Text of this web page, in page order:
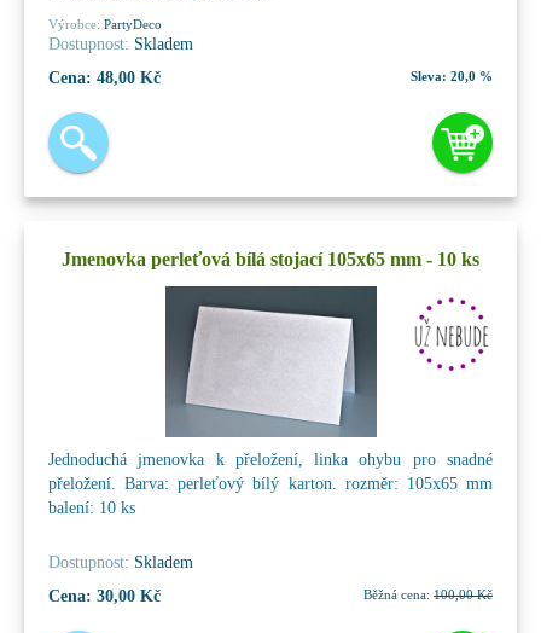
Výrobce: PartyDeco
Dostupnost: Skladem
Cena: 48,00 Kč Sleva: 20,0 %
Jmenovka perleťová bílá stojací 105x65 mm - 10 ks
Jednoduchá jmenovka k přeložení, linka ohybu pro snadné
přeložení. Barva: perleťový bílý karton. rozměr: 105x65 mm
balení: 10 ks
Dostupnost: Skladem
Cena: 30,00 Kč Běžná cena: 100,00 Kč